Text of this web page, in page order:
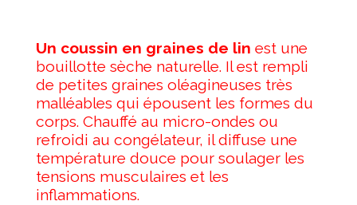
Un coussin en graines de lin est une
bouillotte sèche naturelle. Il est rempli
de petites graines oléagineuses très
malléables qui épousent les formes du
corps. Chauffé au micro-ondes ou
refroidi au congélateur, il diffuse une
température douce pour soulager les
tensions musculaires et les
inflammations.